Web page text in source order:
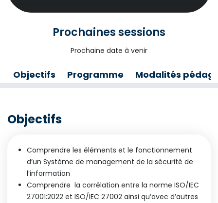
Prochaines sessions
Prochaine date à venir
Objectifs Programme Modalités
Objectifs
Comprendre les éléments et le fonctionnement
d’un Système de management de la sécurité de
l’information
Comprendre la corrélation entre la norme ISO/IEC
27001:2022 et ISO/IEC 27002 ainsi qu’avec d’autres